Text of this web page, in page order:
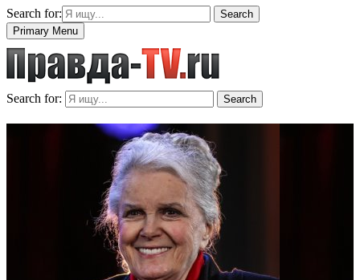
Search for:
Search
Primary Menu
Search for: Search